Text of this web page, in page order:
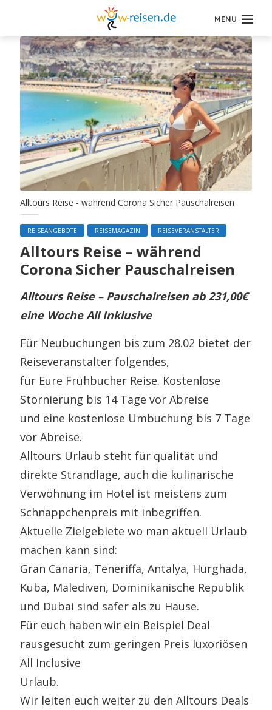
MENU
Alltours Reise - während Corona Sicher Pauschalreisen
REISEANGEBOTE REISEMAGAZIN REISEVERANSTALTER
Alltours Reise – während
Corona Sicher Pauschalreisen
Alltours Reise – Pauschalreisen ab 231,00€
eine Woche All Inklusive
Für Neubuchungen bis zum 28.02 bietet der
Reiseveranstalter folgendes,
für Eure Frühbucher Reise. Kostenlose
Stornierung bis 14 Tage vor Abreise
und eine kostenlose Umbuchung bis 7 Tage
vor Abreise.
Alltours Urlaub steht für qualität und
direkte Strandlage, auch die kulinarische
Verwöhnung im Hotel ist meistens zum
Schnäppchenpreis mit inbegriffen.
Aktuelle Zielgebiete wo man aktuell Urlaub
machen kann sind:
Gran Canaria, Teneriffa, Antalya, Hurghada,
Kuba, Malediven, Dominikanische Republik
und Dubai sind safer als zu Hause.
Für euch haben wir ein Beispiel Deal
rausgesucht zum geringen Preis luxoriösen
All Inclusive
Urlaub.
Wir leiten euch weiter zu den Alltours Deals